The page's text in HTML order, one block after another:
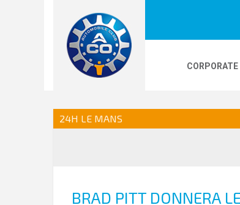
CORPORATE
24H LE MANS
LOGOS
24H LE MANS
BRAD PITT DONNERA